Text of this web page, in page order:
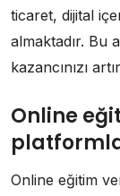
ticaret, dijital
almaktadır. Bu
kazancınızı
Online
Online eğitim